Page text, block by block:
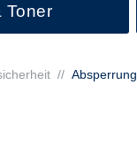
Toner
// Absperrung